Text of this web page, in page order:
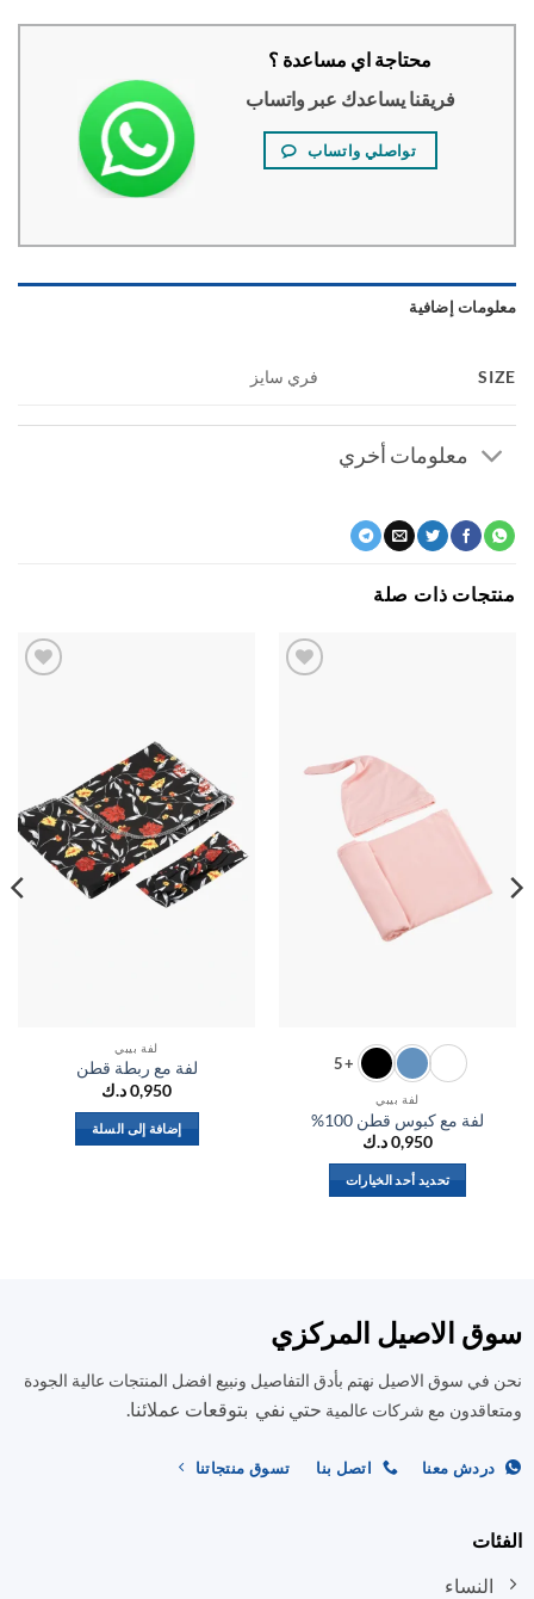
محتاجة اي مساعدة ؟
فريقنا يساعدك عبر واتساب
تواصلي واتساب
إضافية
فري سايز
معلومات أخري
ذات صلة
+5
لفة بيبي
لفة مع كبوس قطن 100%
0,950د.ك
تحديد أحد الخيارات
لهذا
يمكن
اختيار
على
لفة بيبي
لفة مع ربطة قطن
0,950د.ك
إضافة إلى السلة
الاصيل المركزي
سوق الاصيل نهتم بأدق التفاصيل ونبيع افضل المنتجات عالية الجودة
مع شركات عالميةحتي نفي بتوقعات عملائنا.
دردش معنا اتصل بنا تسوق منتجاتنا
النساء